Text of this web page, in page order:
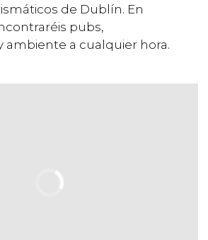
de Dublín. En
pubs,
ambiente a cualquier hora.